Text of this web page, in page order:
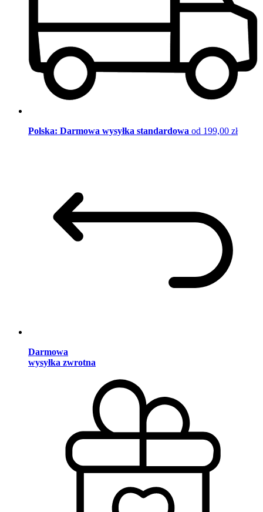
Polska: Darmowa wysyłka standardowa od 199,00 zł
Darmowa
wysyłka zwrotna